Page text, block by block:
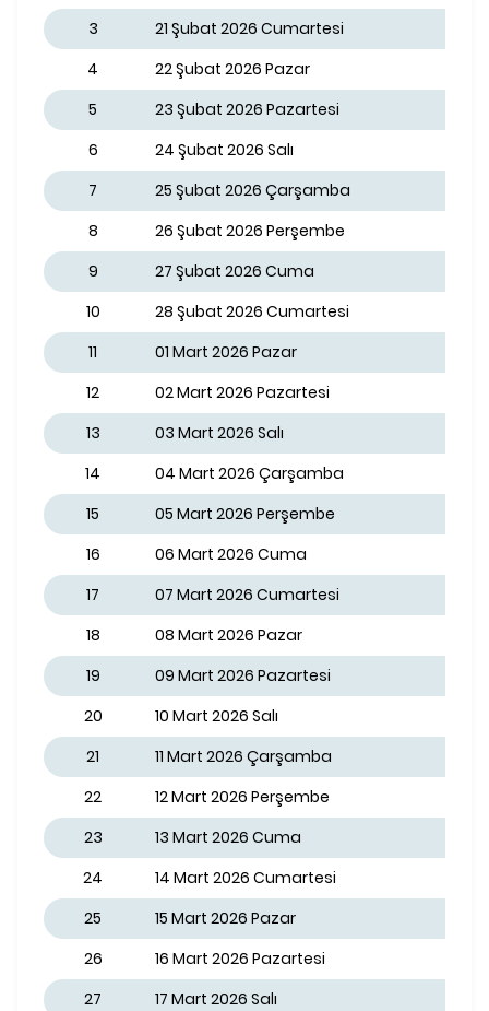
3
21 Şubat 2026 Cumartesi
4
22 Şubat 2026 Pazar
5
23 Şubat 2026 Pazartesi
6
24 Şubat 2026 Salı
7
25 Şubat 2026 Çarşamba
8
26 Şubat 2026 Perşembe
9
27 Şubat 2026 Cuma
10
28 Şubat 2026 Cumartesi
11
01 Mart 2026 Pazar
12
02 Mart 2026 Pazartesi
13
03 Mart 2026 Salı
14
04 Mart 2026 Çarşamba
15
05 Mart 2026 Perşembe
16
06 Mart 2026 Cuma
17
07 Mart 2026 Cumartesi
18
08 Mart 2026 Pazar
19
09 Mart 2026 Pazartesi
20
10 Mart 2026 Salı
21
11 Mart 2026 Çarşamba
22
12 Mart 2026 Perşembe
23
13 Mart 2026 Cuma
24
14 Mart 2026 Cumartesi
25
15 Mart 2026 Pazar
26
16 Mart 2026 Pazartesi
27
17 Mart 2026 Salı